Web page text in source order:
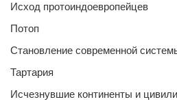
Исход протоиндоевропейцев
Потоп
Становление современной
Тартария
Исчезнувшие континенты и